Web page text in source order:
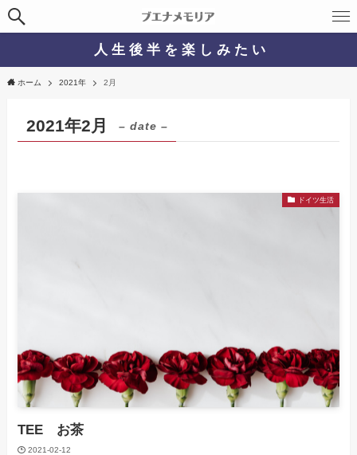
人 生 後 半 を 楽 し み た い
ホーム 2021年 2月
2021年2月 – date –
ドイツ生活
TEE お茶
2021-02-12